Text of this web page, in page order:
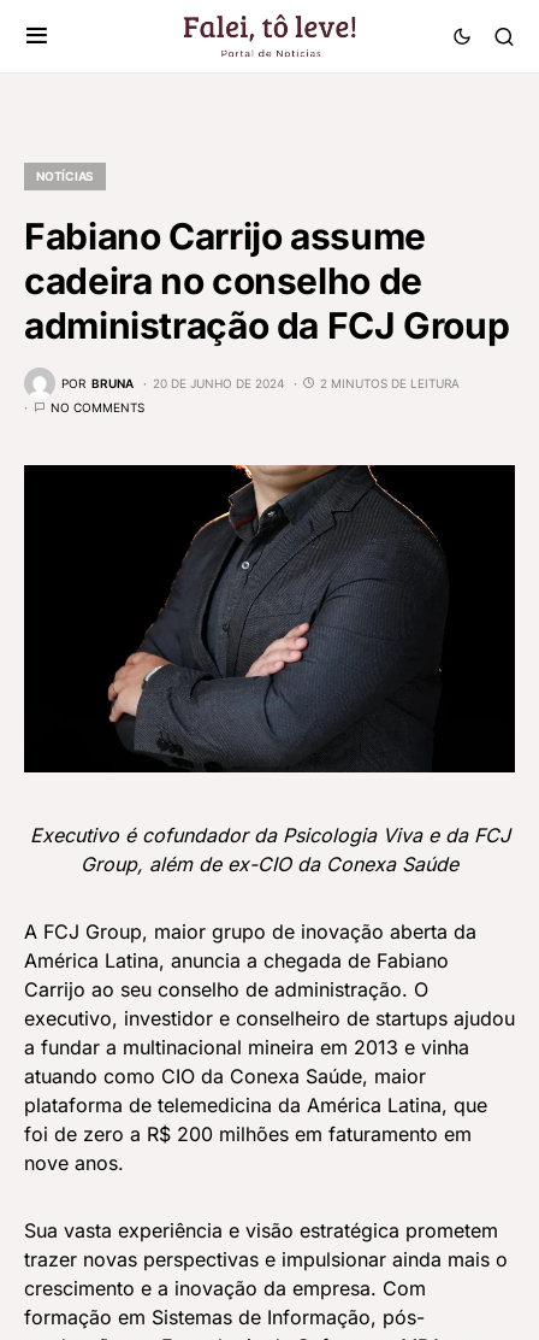
NOTÍCIAS
Fabiano Carrijo assume
cadeira no conselho de
administração da FCJ Group
POR BRUNA 20 DE JUNHO DE 2024
2 MINUTOS DE LEITURA
NO COMMENTS
Executivo é cofundador da Psicologia Viva e da FCJ
Group, além de ex-CIO da Conexa Saúde
A FCJ Group, maior grupo de inovação aberta da
América Latina, anuncia a chegada de Fabiano
Carrijo ao seu conselho de administração. O
executivo, investidor e conselheiro de startups ajudou
a fundar a multinacional mineira em 2013 e vinha
atuando como CIO da Conexa Saúde, maior
plataforma de telemedicina da América Latina, que
foi de zero a R$ 200 milhões em faturamento em
nove anos.
Sua vasta experiência e visão estratégica prometem
trazer novas perspectivas e impulsionar ainda mais o
crescimento e a inovação da empresa. Com
formação em Sistemas de Informação, pós-